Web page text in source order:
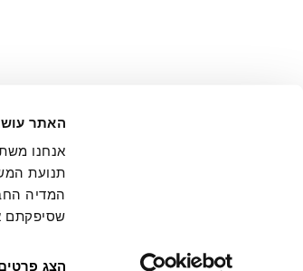
האתר
תנועת
המדיה
שסיפקתם
הצג